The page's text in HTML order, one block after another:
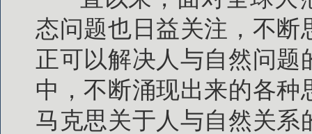
态问题也日益关注，不
正可以解决人与自然问
中，不断涌现出来的各
马克思关于人与自然关